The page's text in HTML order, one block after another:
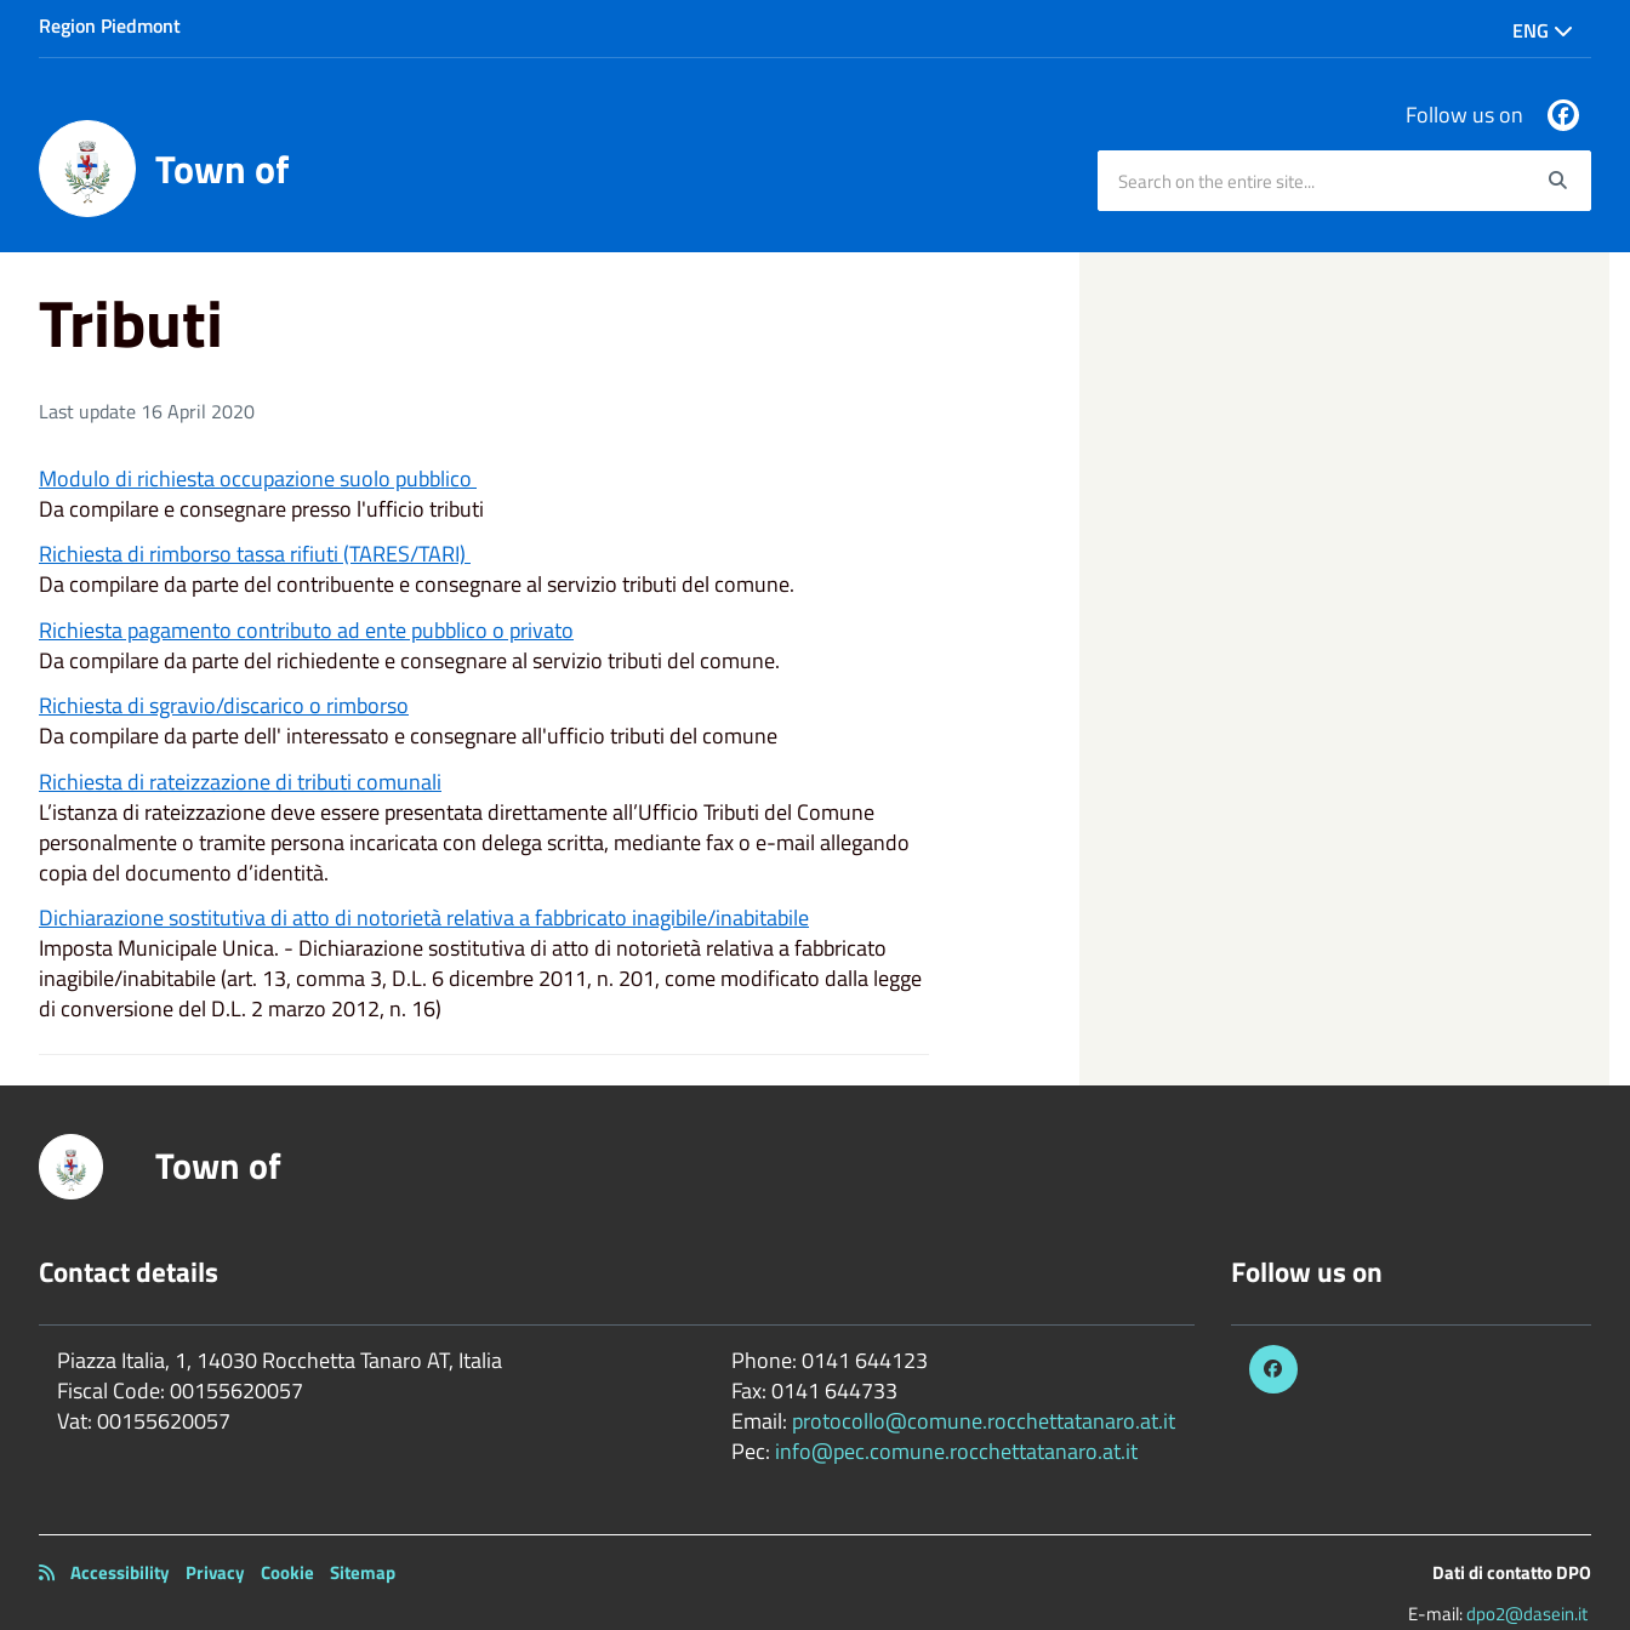
Region Piedmont ENG
Town of
Follow us on
Home Tributi
Tributi
Last update 16 April 2020
Modulo di richiesta occupazione suolo pubblico
Da compilare e consegnare presso l'ufficio tributi
Richiesta di rimborso tassa rifiuti (TARES/TARI)
Da compilare da parte del contribuente e consegnare al servizio tributi del comune.
Richiesta pagamento contributo ad ente pubblico o privato
Da compilare da parte del richiedente e consegnare al servizio tributi del comune.
Richiesta di sgravio/discarico o rimborso
Da compilare da parte dell' interessato e consegnare all'ufficio tributi del comune
Richiesta di rateizzazione di tributi comunali
L’istanza di rateizzazione deve essere presentata direttamente all’Ufficio Tributi del Comune
personalmente o tramite persona incaricata con delega scritta, mediante fax o e-mail allegando
copia del documento d’identità.
Dichiarazione sostitutiva di atto di notorietà relativa a fabbricato inagibile/inabitabile
Imposta Municipale Unica. - Dichiarazione sostitutiva di atto di notorietà relativa a fabbricato
inagibile/inabitabile (art. 13, comma 3, D.L. 6 dicembre 2011, n. 201, come modificato dalla legge
di conversione del D.L. 2 marzo 2012, n. 16)
Town of
Contact details
Piazza Italia, 1, 14030 Rocchetta Tanaro AT, Italia
Fiscal Code:00155620057
Vat:00155620057
Phone:0141 644123
Fax:0141 644733
Email: protocollo@comune.rocchettatanaro.at.it
Pec: info@pec.comune.rocchettatanaro.at.it
Follow us on
Accessibility Privacy Cookie Sitemap
Dati di contatto DPO
E-mail:dpo2@dasein.it